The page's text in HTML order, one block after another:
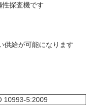
性探査機です
供給が可能になります
10993-5:2009